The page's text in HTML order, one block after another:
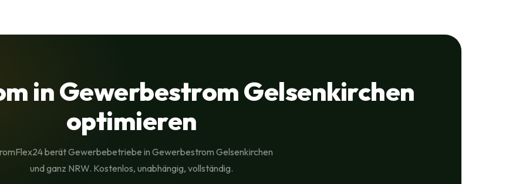
in Gewerbestrom Gelsenkirchen
optimieren
berät Gewerbebetriebe in Gewerbestrom Gelsenkirchen
und ganz NRW. Kostenlos, unabhängig, vollständig.